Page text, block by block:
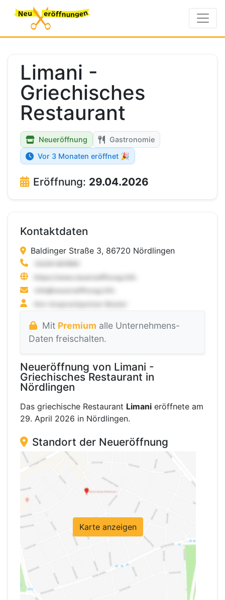
Limani -
Griechisches
Restaurant
Neueröffnung
Gastronomie
Vor 3 Monaten eröffnet 🎉
Eröffnung: 29.04.2026
Kontaktdaten
Baldinger Straße 3, 86720 Nördlingen
Mit Premium alle Unternehmens-
Daten freischalten.
Neueröffnung von Limani -
Griechisches Restaurant in
Nördlingen
Das griechische Restaurant Limani eröffnete am
29. April 2026 in Nördlingen.
Standort der Neueröffnung
Karte anzeigen